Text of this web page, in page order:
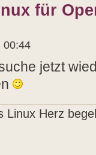
für
00:44
jetzt
Linux Herz